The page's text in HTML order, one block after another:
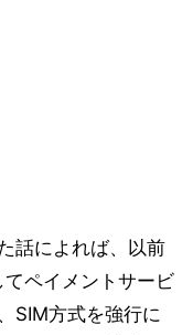
話によれば、以前
ペイメントサービ
SIM方式を強行に